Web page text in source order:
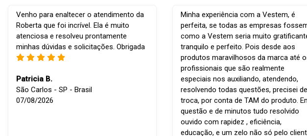
Venho para enaltecer o atendimento da
Roberta que foi incrível. Ela é muito
atenciosa e resolveu prontamente
minhas dúvidas e solicitações. Obrigada
Patricia B.
São Carlos - SP - Brasil
07/08/2026
Minha experiência com a Vestem, é
perfeita, se todas as empresas
como a Vestem seria muito
tranquilo e perfeito. Pois desde aos
produtos maravilhosos da marca até
profissionais que são realmente
especiais nos auxiliando, atendendo,
resolvendo todas questões, precisei de
troca, por conta de TAM do produto.
questão e de minutos tudo resolvido
ouvido com rapidez , eficiência,
educação, e um zelo não só pelo